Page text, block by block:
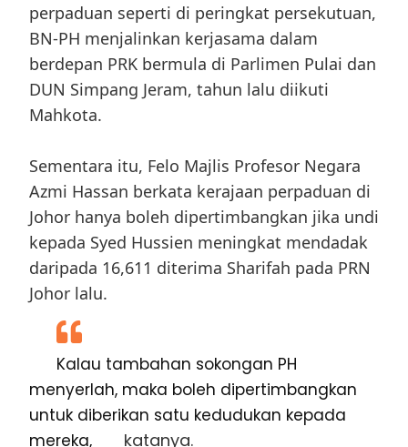
perpaduan seperti di peringkat persekutuan,
BN-PH menjalinkan kerjasama dalam
berdepan PRK bermula di Parlimen Pulai dan
DUN Simpang Jeram, tahun lalu diikuti
Mahkota.
Sementara itu, Felo Majlis Profesor Negara
Azmi Hassan berkata kerajaan perpaduan di
Johor hanya boleh dipertimbangkan jika undi
kepada Syed Hussien meningkat mendadak
daripada 16,611 diterima Sharifah pada PRN
Johor lalu.
Kalau tambahan sokongan PH
menyerlah, maka boleh dipertimbangkan
untuk diberikan satu kedudukan kepada
mereka,
katanya.